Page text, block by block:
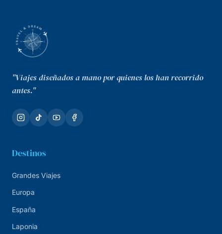
"Viajes diseñados a mano por quienes los han recorrido
antes."
Destinos
Grandes Viajes
Europa
España
Laponia